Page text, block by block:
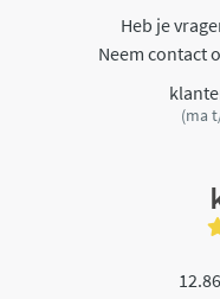
Heb je
Neem contact
(ma